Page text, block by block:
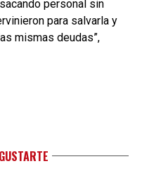
personal sin
para salvarla y
mismas deudas”,